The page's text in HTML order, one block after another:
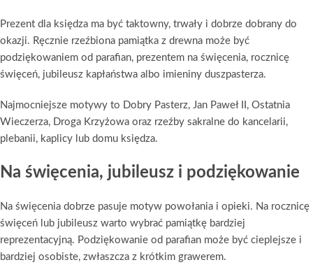
Prezent dla księdza ma być taktowny, trwały i dobrze dobrany do
okazji. Ręcznie rzeźbiona pamiątka z drewna może być
podziękowaniem od parafian, prezentem na święcenia, rocznicę
święceń, jubileusz kapłaństwa albo imieniny duszpasterza.
Najmocniejsze motywy to Dobry Pasterz, Jan Paweł II, Ostatnia
Wieczerza, Droga Krzyżowa oraz rzeźby sakralne do kancelarii,
plebanii, kaplicy lub domu księdza.
Na święcenia, jubileusz i podziękowanie
Na święcenia dobrze pasuje motyw powołania i opieki. Na rocznicę
święceń lub jubileusz warto wybrać pamiątkę bardziej
reprezentacyjną. Podziękowanie od parafian może być cieplejsze i
bardziej osobiste, zwłaszcza z krótkim grawerem.